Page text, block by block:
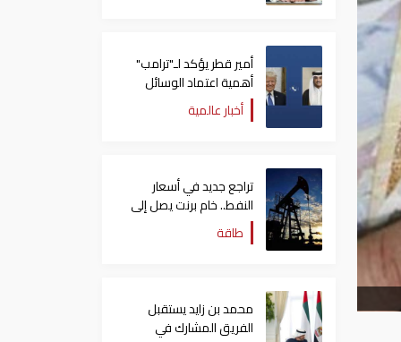
أمير قطر يؤكد لـ"ترامب"
أهمية اعتماد الوسائل
الدبلوماسية لمعالجة
القضايا
أخبار عالمية
تراجع جديد في أسعار
النفط.. خام برنت يصل إلى
80.66 دولاراً للبرميل
طاقة
محمد بن زايد يستقبل
الفريق المشارك في